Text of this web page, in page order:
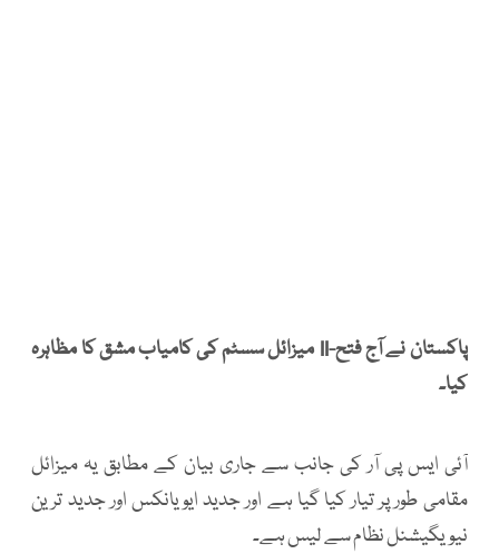
پاکستان نے آج فتح-II میزائل سسٹم کی کامیاب مشق کا مظاہرہ
کیا۔
آئی ایس پی آر کی جانب سے جاری بیان کے مطابق یہ میزائل
مقامی طور پر تیار کیا گیا ہے اور جدید ایویانکس اور جدید ترین
نیویگیشنل نظام سے لیس ہے۔